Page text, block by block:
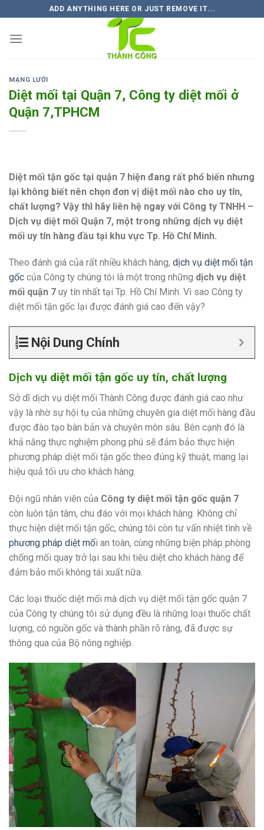
to
content
ADD ANYTHING HERE OR JUST REMOVE IT...
MẠNG LƯỚI
Diệt mối tại Quận 7, Công ty diệt mối ở
Quận 7,TPHCM
Diệt mối tận gốc tại quận 7 hiện đang rất phổ biến nhưng
lại không biết nên chọn đơn vị diệt mối nào cho uy tín,
chất lượng? Vậy thì hãy liên hệ ngay với Công ty TNHH –
Dịch vụ diệt mối Quận 7, một trong những dịch vụ diệt
mối uy tín hàng đầu tại khu vực Tp. Hồ Chí Minh.
Theo đánh giá của rất nhiều khách hàng, dịch vụ diệt mối tận
gốc của Công ty chúng tôi là một trong những dịch vụ diệt
mối quận 7 uy tín nhất tại Tp. Hồ Chí Minh. Vì sao Công ty
diệt mối tận gốc lại được đánh giá cao đến vậy?
Nội Dung Chính
Dịch vụ diệt mối tận gốc uy tín, chất lượng
Sở dĩ dịch vụ diệt mối Thành Công được đánh giá cao như
vậy là nhờ sự hội tụ của những chuyên gia diệt mối hàng đầu
được đào tạo bàn bản và chuyên môn sâu. Bên cạnh đó là
khả năng thực nghiệm phong phú sẽ đảm bảo thực hiện
phương pháp diệt mối tận gốc theo đúng kỹ thuật, mang lại
hiệu quả tối ưu cho khách hàng.
Đội ngũ nhân viên của Công ty diệt mối tận gốc quận 7
còn luôn tận tâm, chu đáo với mọi khách hàng. Không chỉ
thực hiện diệt mối tận gốc, chúng tôi còn tư vấn nhiệt tình về
phương pháp diệt mối an toàn, cùng những biện pháp phòng
chống mối quay trở lại sau khi tiêu diệt cho khách hàng để
đảm bảo mối không tái xuất nữa.
Các loại thuốc diệt mối mà dịch vụ diệt mối tận gốc quận 7
của Công ty chúng tôi sử dụng đều là những loại thuốc chất
lượng, có nguồn gốc và thành phần rõ ràng, đã được sự
thông qua của Bộ nông nghiệp.